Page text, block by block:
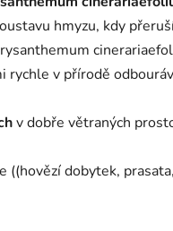
hmyzu, kdy
rychle v přírodě
v dobře větraných
((hovězí dobytek,